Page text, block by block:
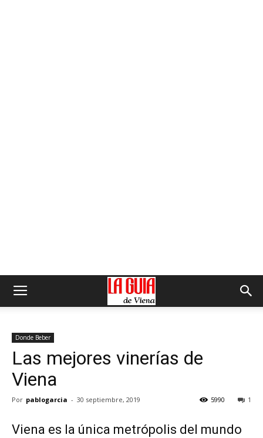
Donde Beber
Las mejores vinerías de
Viena
Por pablogarcia - 30 septiembre, 2019 1
5990
Viena es la única metrópolis del mundo